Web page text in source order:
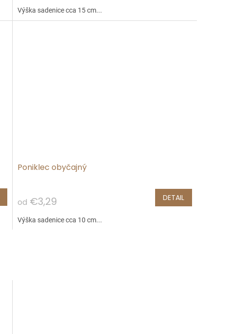
Výška sadenice cca 15 cm...
Poniklec obyčajný
od €3,29 DETAIL
Výška sadenice cca 10 cm...